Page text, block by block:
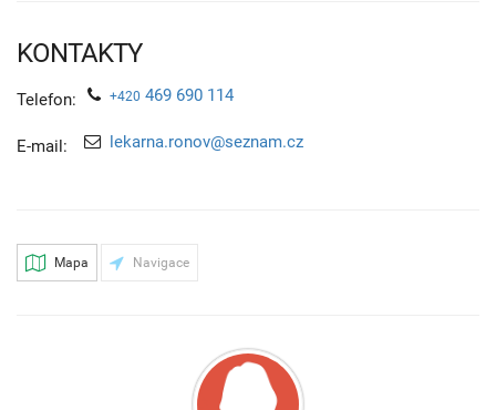
KONTAKTY
Telefon: +420 469 690 114
E-mail: lekarna.ronov@seznam.cz
Mapa Navigace